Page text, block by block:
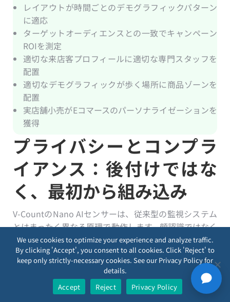
レイアウトが時間ごとのデモグラフィックパターン
に適応
ターゲットオーディエンスとの一致でキャンペーン
ROIを測定
適切な来店客プロフィールに適切な専門スタッフを
配置
適切なデモグラフィックが歩く場所に商品ゾーンを
配置
実店舗小売がEコマースのパーソナライゼーションを
獲得
プライバシーとコンプラ
イアンス：後付けではな
く、最初から組み込み
V-CountのNano AIセンサーは、従来型の監視システム
とはまったく異なる原理で動作します。顔認識ではなく
体型分析。クラウド処理ではなくオンチップ処理。個
人の特定ではなく匿名の統計出力。いかなる時点でも
画像は取得されません。映像は記録されません。バイ
オメトリクスデータは処理されません。
We use cookies to optimize your experience and analyze traffic.
By clicking 'Accept', you consent to all cookies. Click 'Reject' to
keep only strictly-necessary cookies. See our Privacy Policy for
details.
Accept
Reject Privacy Policy